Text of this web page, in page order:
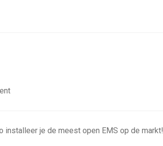
installeer je de meest open EMS op de markt!